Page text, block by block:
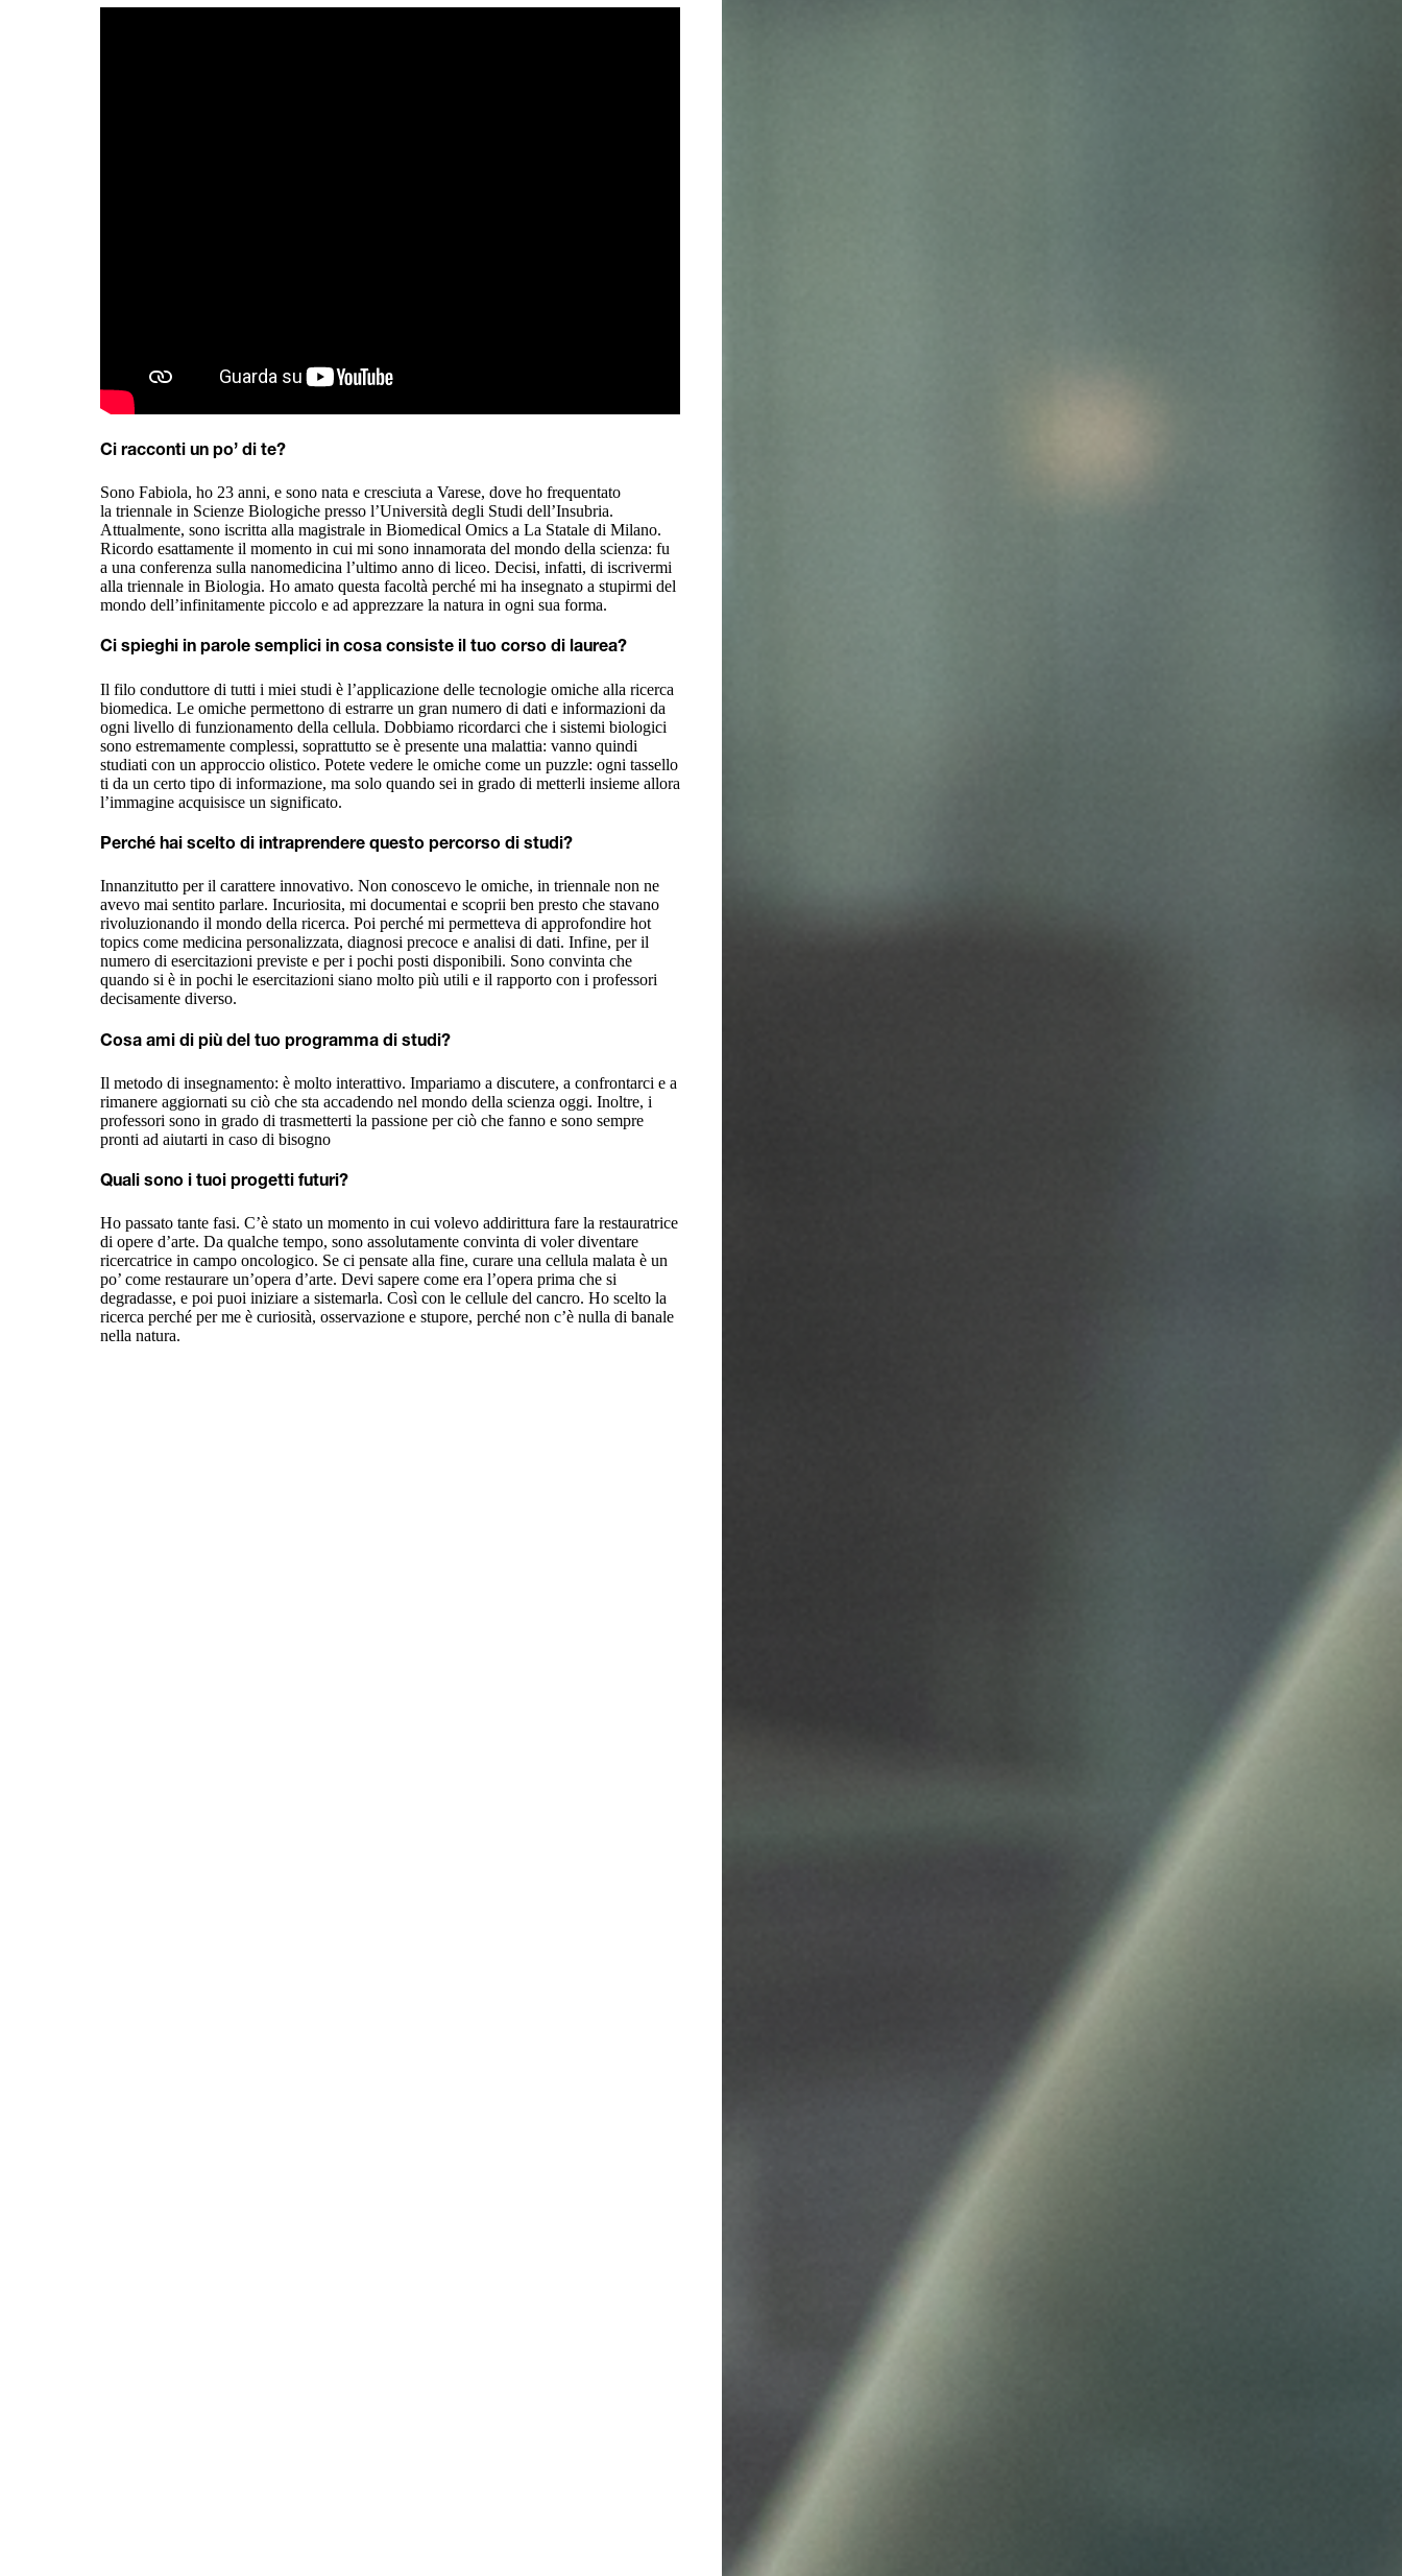
Ci racconti un po’ di te?
Sono Fabiola, ho 23 anni, e sono nata e cresciuta a Varese, dove ho frequentato
la triennale in Scienze Biologiche presso l’Università degli Studi dell’Insubria.
Attualmente, sono iscritta alla magistrale in Biomedical Omics a La Statale di Milano.
Ricordo esattamente il momento in cui mi sono innamorata del mondo della scienza: fu
a una conferenza sulla nanomedicina l’ultimo anno di liceo. Decisi, infatti, di iscrivermi
alla triennale in Biologia. Ho amato questa facoltà perché mi ha insegnato a stupirmi del
mondo dell’infinitamente piccolo e ad apprezzare la natura in ogni sua forma.
Ci spieghi in parole semplici in cosa consiste il tuo corso di laurea?
Il filo conduttore di tutti i miei studi è l’applicazione delle tecnologie omiche alla ricerca
biomedica. Le omiche permettono di estrarre un gran numero di dati e informazioni da
ogni livello di funzionamento della cellula. Dobbiamo ricordarci che i sistemi biologici
sono estremamente complessi, soprattutto se è presente una malattia: vanno quindi
studiati con un approccio olistico. Potete vedere le omiche come un puzzle: ogni tassello
ti da un certo tipo di informazione, ma solo quando sei in grado di metterli insieme allora
l’immagine acquisisce un significato.
Perché hai scelto di intraprendere questo percorso di studi?
Innanzitutto per il carattere innovativo. Non conoscevo le omiche, in triennale non ne
avevo mai sentito parlare. Incuriosita, mi documentai e scoprii ben presto che stavano
rivoluzionando il mondo della ricerca. Poi perché mi permetteva di approfondire hot
topics come medicina personalizzata, diagnosi precoce e analisi di dati. Infine, per il
numero di esercitazioni previste e per i pochi posti disponibili. Sono convinta che
quando si è in pochi le esercitazioni siano molto più utili e il rapporto con i professori
decisamente diverso.
Cosa ami di più del tuo programma di studi?
Il metodo di insegnamento: è molto interattivo. Impariamo a discutere, a confrontarci e a
rimanere aggiornati su ciò che sta accadendo nel mondo della scienza oggi. Inoltre, i
professori sono in grado di trasmetterti la passione per ciò che fanno e sono sempre
pronti ad aiutarti in caso di bisogno
Quali sono i tuoi progetti futuri?
Ho passato tante fasi. C’è stato un momento in cui volevo addirittura fare la restauratrice
di opere d’arte. Da qualche tempo, sono assolutamente convinta di voler diventare
ricercatrice in campo oncologico. Se ci pensate alla fine, curare una cellula malata è un
po’ come restaurare un’opera d’arte. Devi sapere come era l’opera prima che si
degradasse, e poi puoi iniziare a sistemarla. Così con le cellule del cancro. Ho scelto la
ricerca perché per me è curiosità, osservazione e stupore, perché non c’è nulla di banale
nella natura.